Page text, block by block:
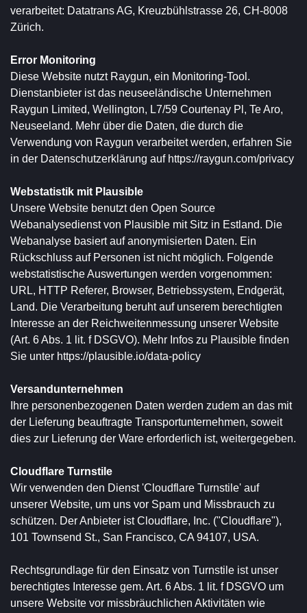
verarbeitet: Datatrans AG, Kreuzbühlstrasse 26, CH-8008
Zürich.
Error Monitoring
Diese Website nutzt Raygun, ein Monitoring-Tool.
Dienstanbieter ist das neuseeländische Unternehmen
Raygun Limited, Wellington, L7/59 Courtenay Pl, Te Aro,
Neuseeland. Mehr über die Daten, die durch die
Verwendung von Raygun verarbeitet werden, erfahren Sie
in der Datenschutzerklärung auf https://raygun.com/privacy
Webstatistik mit Plausible
Unsere Website benutzt den Open Source
Webanalysedienst von Plausible mit Sitz in Estland. Die
Webanalyse basiert auf anonymisierten Daten. Ein
Rückschluss auf Personen ist nicht möglich. Folgende
webstatistische Auswertungen werden vorgenommen:
URL, HTTP Referer, Browser, Betriebssystem, Endgerät,
Land. Die Verarbeitung beruht auf unserem berechtigten
Interesse an der Reichweitenmessung unserer Website
(Art. 6 Abs. 1 lit. f DSGVO). Mehr Infos zu Plausible finden
Sie unter https://plausible.io/data-policy
Versandunternehmen
Ihre personenbezogenen Daten werden zudem an das mit
der Lieferung beauftragte Transportunternehmen, soweit
dies zur Lieferung der Ware erforderlich ist, weitergegeben.
Cloudflare Turnstile
Wir verwenden den Dienst 'Cloudflare Turnstile' auf
unserer Website, um uns vor Spam und Missbrauch zu
schützen. Der Anbieter ist Cloudflare, Inc. ("Cloudflare"),
101 Townsend St., San Francisco, CA 94107, USA.
Rechtsgrundlage für den Einsatz von Turnstile ist unser
berechtigtes Interesse gem. Art. 6 Abs. 1 lit. f DSGVO um
unsere Website vor missbräuchlichen Aktivitäten wie